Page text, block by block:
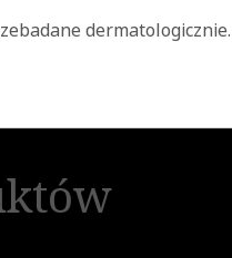
dermatologicznie.